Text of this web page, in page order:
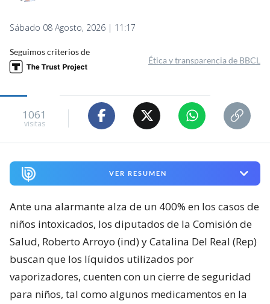
Sábado 08 Agosto, 2026 | 11:17
Seguimos criterios de
Ética y transparencia de BBCL
1061
visitas
VER RESUMEN
Ante una alarmante alza de un 400% en los casos de
niños intoxicados, los diputados de la Comisión de
Salud, Roberto Arroyo (ind) y Catalina Del Real (Rep)
buscan que los líquidos utilizados por
vaporizadores, cuenten con un cierre de seguridad
para niños, tal como algunos medicamentos en la